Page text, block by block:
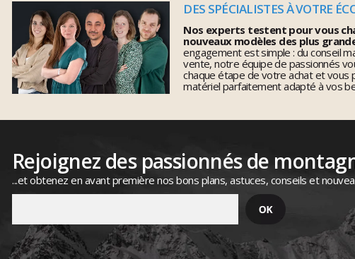
DES SPÉCIALISTES À VOTRE
Nos experts testent pour vous
nouveaux modèles des plus
engagement est simple : du conseil
vente, notre équipe de passionnés
chaque étape de votre achat et vous
matériel parfaitement adapté à vos
Rejoignez des passionnés de
...et obtenez en avant première nos bons plans, astuces, conseils et